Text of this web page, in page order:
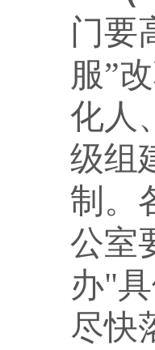
门要
服”
化人
级组
制。
公室
办"
尽快